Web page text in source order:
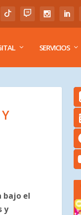
SERVICIOS
bajo el
y